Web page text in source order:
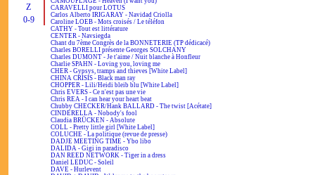
Z
0-9
CARAVELLI pour LOTUS
Carlos Alberto IRIGARAY - Navidad Criolla
Caroline LOEB - Mots croisés / Le téléfon
CATHY - Tout est littérature
CENTER - Navsiegda
Chant du 7ème Congrès de la BONNETERIE (TP dédicacé)
Charles BORELLI présente Georges SOLCHANY
Charles DUMONT - Je t'aime / Nuit blanche à Honfleur
Charlie SPAHN - Loving you, loving me
CHER - Gypsys, tramps and thieves [White Label]
CHINA CRISIS - Black man ray
CHOPPER - Lili/Heidi bleib blu [White Label]
Chris EVERS - Ce n'est pas une vie
Chris REA - I can hear your heart beat
Chubby CHECKER/Hank BALLARD - The twist [Acétate]
CINDERELLA - Nobody's fool
Claudia BRÜCKEN - Absolute
COLL - Pretty little girl [White Label]
COLUCHE - La politique (revue de presse)
DADJE MEETING TIME - Ybo libo
DALIDA - Gigi in paradisco
DAN REED NETWORK - Tiger in a dress
Daniel LEDUC - Soleil
DAVE - Hurlevent